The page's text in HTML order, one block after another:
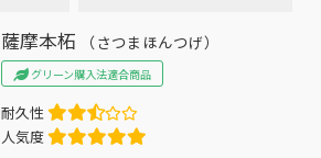
薩摩本柘 （さつまほんつげ）
グリーン購入法適合商品
耐久性
人気度